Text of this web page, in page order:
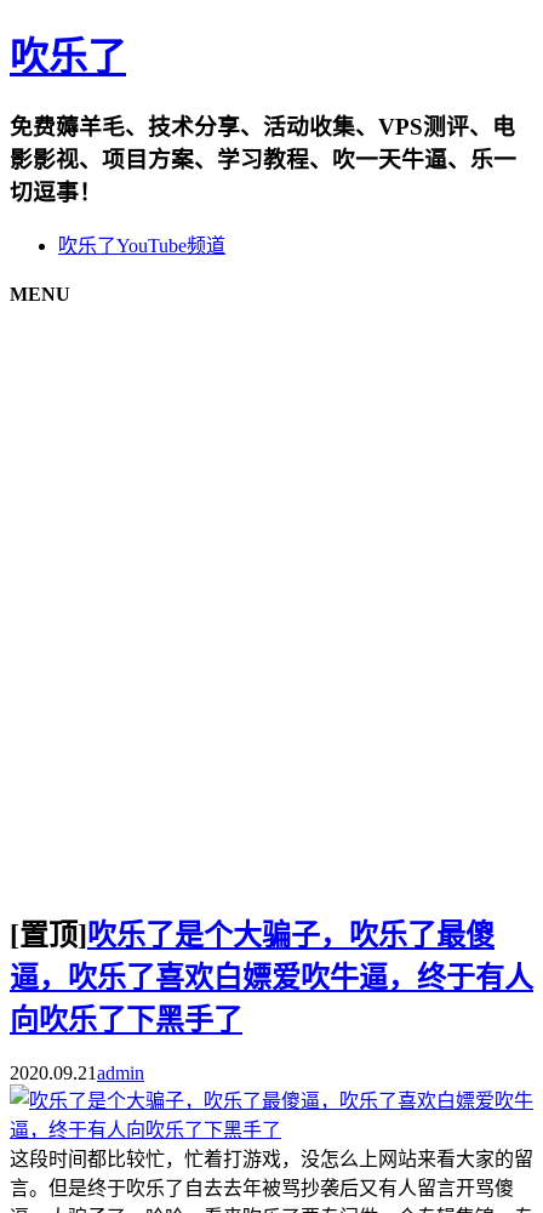
吹乐了
免费薅羊毛、技术分享、活动收集、VPS测评、电
影影视、项目方案、学习教程、吹一天牛逼、乐一
切逗事！
吹乐了YouTube频道
MENU
[置顶]吹乐了是个大骗子，吹乐了最傻
逼，吹乐了喜欢白嫖爱吹牛逼，终于有人
向吹乐了下黑手了
2020.09.21admin
这段时间都比较忙，忙着打游戏，没怎么上网站来看大家的留
言。但是终于吹乐了自去去年被骂抄袭后又有人留言开骂傻